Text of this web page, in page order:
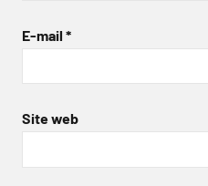
E-mail *
Site web